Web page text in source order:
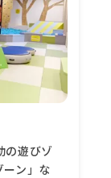
の遊びゾ
ン」な